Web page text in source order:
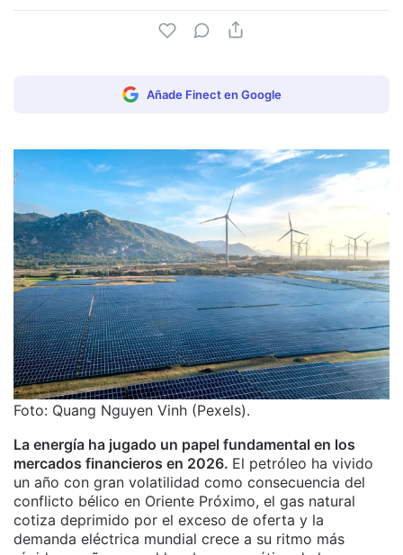
Añade Finect en Google
Foto: Quang Nguyen Vinh (Pexels).
La energía ha jugado un papel fundamental en los
mercados financieros en 2026. El petróleo ha vivido
un año con gran volatilidad como consecuencia del
conflicto bélico en Oriente Próximo, el gas natural
cotiza deprimido por el exceso de oferta y la
demanda eléctrica mundial crece a su ritmo más